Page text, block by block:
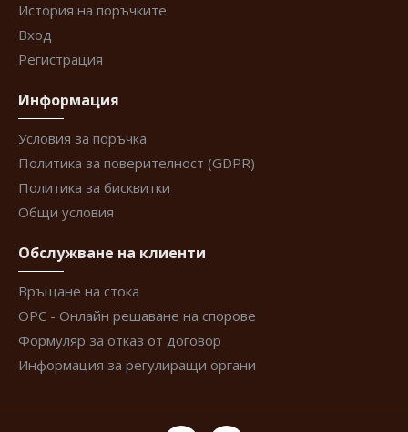
История на поръчките
Вход
Регистрация
Информация
Условия за поръчка
Политика за поверителност (GDPR)
Политика за бисквитки
Общи условия
Обслужване на клиенти
Връщане на стока
ОРС - Онлайн решаване на спорове
Формуляр за отказ от договор
Информация за регулиращи органи